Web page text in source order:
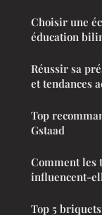
Choisir une
éducation
Réussir sa
et tendances
Top
Gstaad
Comment les
influencent-
Top 5